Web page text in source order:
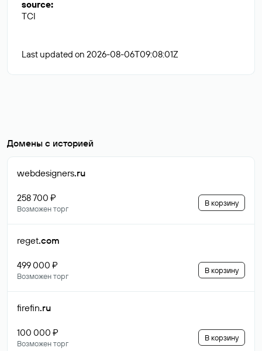
source:
TCI
Last updated on 2026-08-06T09:08:01Z
Домены с историей
webdesigners.ru
258 700 ₽
Возможен торг
В корзину
reget.com
499 000 ₽
Возможен торг
В корзину
firefin.ru
100 000 ₽
Возможен торг
В корзину